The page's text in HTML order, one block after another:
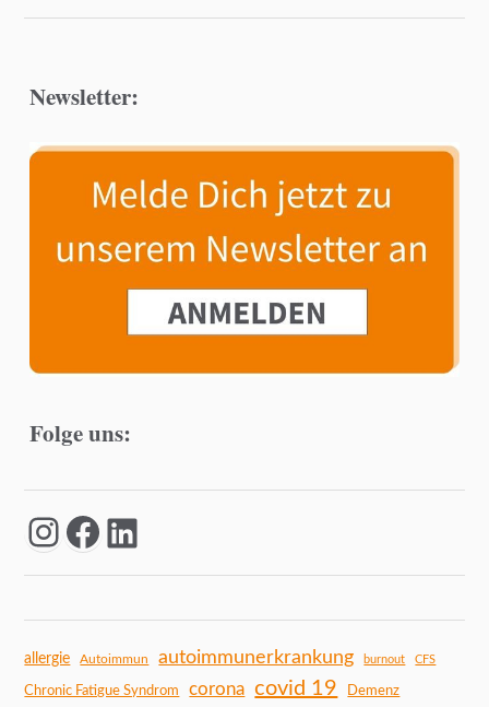
Newsletter:
Folge uns:
allergie Autoimmun autoimmunerkrankung burnout CFS
Chronic Fatigue Syndrom corona covid 19 Demenz